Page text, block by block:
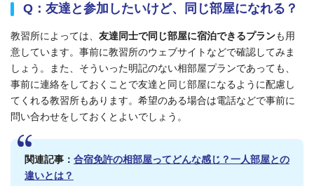
Q：友達と参加したいけど、同じ部屋になれる？
教習所によっては、 友達同士で同じ部屋に宿泊できるプランも用
意しています。事前に教習所のウェブサイトなどで確認してみま
しょう。また、そういった明記のない相部屋プランであっても、
事前に連絡をしておくことで友達と同じ部屋になるように配慮し
てくれる教習所もあります。希望のある場合は電話などで事前に
問い合わせをしておくとよいでしょう。
関連記事： 合宿免許の相部屋ってどんな感じ？一人部屋との
違いとは？